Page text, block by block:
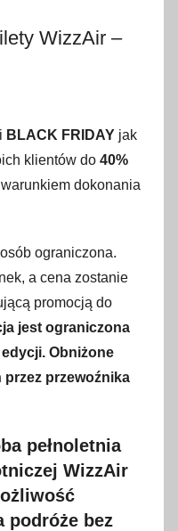
WizzAir –
BLACK FRIDAY jak
klientów do 40%
dokonania
ograniczona.
a cena zostanie
promocją do
jest ograniczona
Obniżone
przez przewoźnika
pełnoletnia
WizzAir
podróże bez